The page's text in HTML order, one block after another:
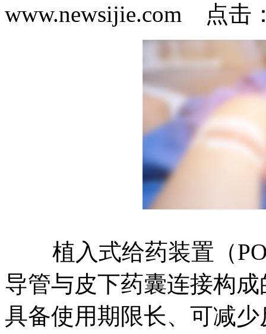
www.newsijie.com 点击
植入式给药装置（
导管与皮下药囊连接构
具备使用期限长、可减